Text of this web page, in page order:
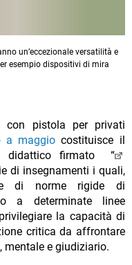
un’eccezionale versatilità e
esempio dispositivi di mira
con pistola per privati
a maggiocostituisce il
didattico firmato “
di insegnamenti i quali,
di norme rigide di
a determinate linee
la capacità di
critica da affrontare
mentale e giudiziario.